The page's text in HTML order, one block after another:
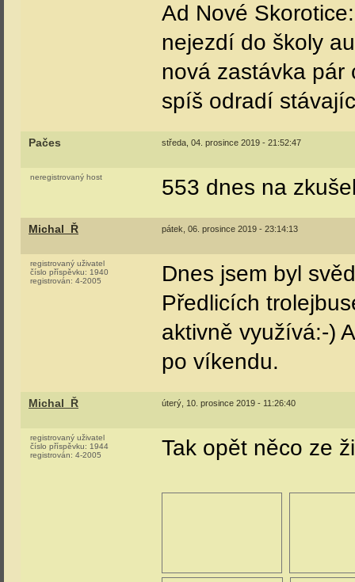
Ad Nové
nejezdí do školy
nová zastávka
spíš odradí
Pačes středa, 04. prosince 2019 - 21:52:47
neregistrovaný host 553 dnes na
Michal_Ř pátek, 06. prosince 2019 - 23:14:13
registrovaný uživatel
číslo příspěvku: 1940
registrován: 4-2005
Dnes jsem byl
Předlicích
aktivně využívá:-)
po víkendu.
Michal_Ř úterý, 10. prosince 2019 - 11:26:40
registrovaný uživatel
číslo příspěvku: 1944
registrován: 4-2005 Tak opět něco ze